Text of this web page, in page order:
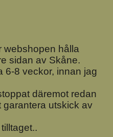
webshopen hålla
sidan av Skåne.
6-8 veckor, innan jag
däremot redan
garantera utskick av